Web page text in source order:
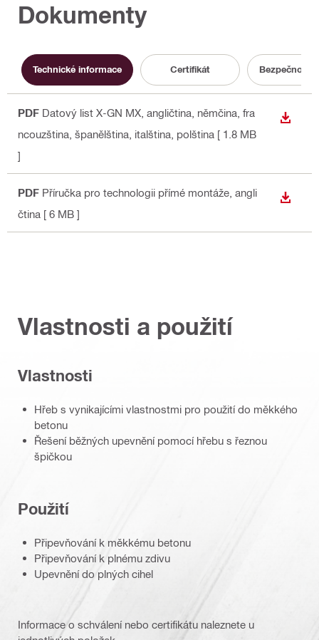
Dokumenty
Technické informace Certifikát
PDF Datový list X-GN MX , angličtina, němčina, fra
ncouzština, španělština, italština, polština [ 1.8 MB
]
PDF Příručka pro technologii přímé montáže , angli
čtina [ 6 MB ]
Vlastnosti a použití
Vlastnosti
Hřeb s vynikajícími vlastnostmi pro použití do měkkého
betonu
Řešení běžných upevnění pomocí hřebu s řeznou
špičkou
Použití
Připevňování k měkkému betonu
Připevňování k plnému zdivu
Upevnění do plných cihel
Informace o schválení nebo certifikátu naleznete u